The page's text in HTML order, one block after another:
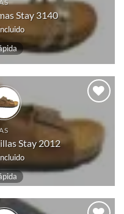
deseos
Stay 3140
a
Stay 2012